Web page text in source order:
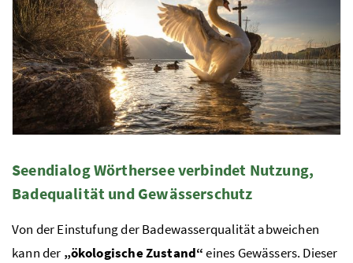
Foto 3: Hermann Kielleithner.
Seendialog Wörthersee verbindet Nutzung,
Badequalität und Gewässerschutz
Von der Einstufung der Badewasserqualität abweichen
kann der „ökologische Zustand“eines Gewässers. Dieser